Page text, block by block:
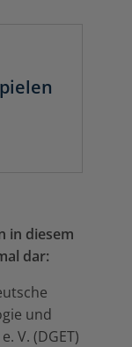
in diesem
dar:
und
V. (DGET)